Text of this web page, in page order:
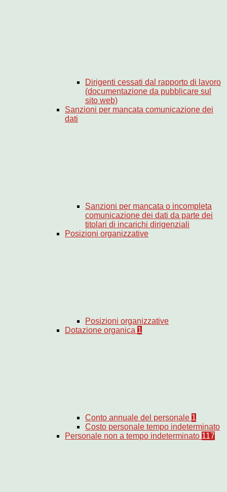
Dirigenti cessati dal rapporto di lavoro
(documentazione da pubblicare sul
sito web)
Sanzioni per mancata comunicazione dei
dati
Sanzioni per mancata o incompleta
comunicazione dei dati da parte dei
titolari di incarichi dirigenziali
Posizioni organizzative
Posizioni organizzative
Dotazione organica 1
Conto annuale del personale 1
Costo personale tempo indeterminato
Personale non a tempo indeterminato 117